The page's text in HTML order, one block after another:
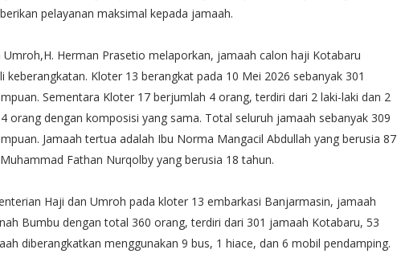
pelayanan maksimal kepada jamaah.
Herman Prasetio melaporkan, jamaah calon haji Kotabaru
Kloter 13 berangkat pada 10 Mei 2026 sebanyak 301
Sementara Kloter 17 berjumlah 4 orang, terdiri dari 2 laki-laki dan 2
orang dengan komposisi yang sama. Total seluruh jamaah sebanyak 309
Jamaah tertua adalah Ibu Norma Mangacil Abdullah yang berusia 87
Fathan Nurqolby yang berusia 18 tahun.
Haji dan Umroh pada kloter 13 embarkasi Banjarmasin, jamaah
Bumbu dengan total 360 orang, terdiri dari 301 jamaah Kotabaru, 53
diberangkatkan menggunakan 9 bus, 1 hiace, dan 6 mobil pendamping.